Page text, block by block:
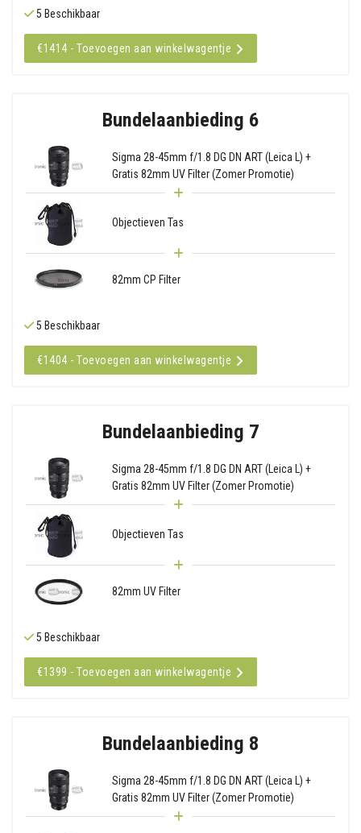
5 Beschikbaar
€1414 - Toevoegen aan winkelwagentje
Bundelaanbieding 6
Sigma 28-45mm f/1.8 DG DN ART (Leica L) +
Gratis 82mm UV Filter (Zomer Promotie)
Objectieven Tas
82mm CP Filter
5 Beschikbaar
€1404 - Toevoegen aan winkelwagentje
Bundelaanbieding 7
Sigma 28-45mm f/1.8 DG DN ART (Leica L) +
Gratis 82mm UV Filter (Zomer Promotie)
Objectieven Tas
82mm UV Filter
5 Beschikbaar
€1399 - Toevoegen aan winkelwagentje
Bundelaanbieding 8
Sigma 28-45mm f/1.8 DG DN ART (Leica L) +
Gratis 82mm UV Filter (Zomer Promotie)